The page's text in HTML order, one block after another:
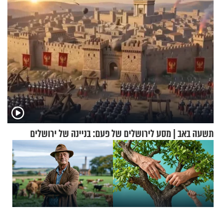
תשעה באב | מסע לירושלים של פעם: בניינה של ירושלים